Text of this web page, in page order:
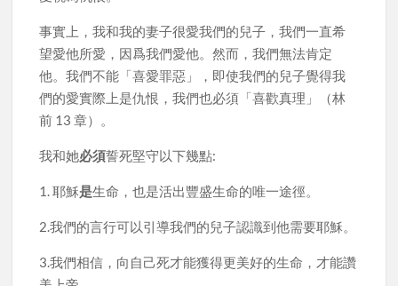
事實上，我和我的妻子很愛我們的兒子，我們一直希
望愛他所愛，因爲我們愛他。然而，我們無法肯定
他。我們不能「喜愛罪惡」，即使我們的兒子覺得我
們的愛實際上是仇恨，我們也必須「喜歡真理」（林
前 13 章）。
我和她必須誓死堅守以下幾點:
1. 耶穌是生命，也是活出豐盛生命的唯一途徑。
2.我們的言行可以引導我們的兒子認識到他需要耶穌。
3.我們相信，向自己死才能獲得更美好的生命，才能讚